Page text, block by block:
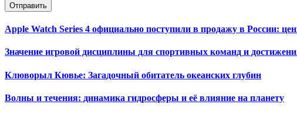
Отправить
Apple Watch Series 4 официально поступили в продажу в России:
Значение игровой дисциплины для спортивных команд и
Клюворыл Кювье: Загадочный обитатель океанских глубин
Волны и течения: динамика гидросферы и её влияние на планету